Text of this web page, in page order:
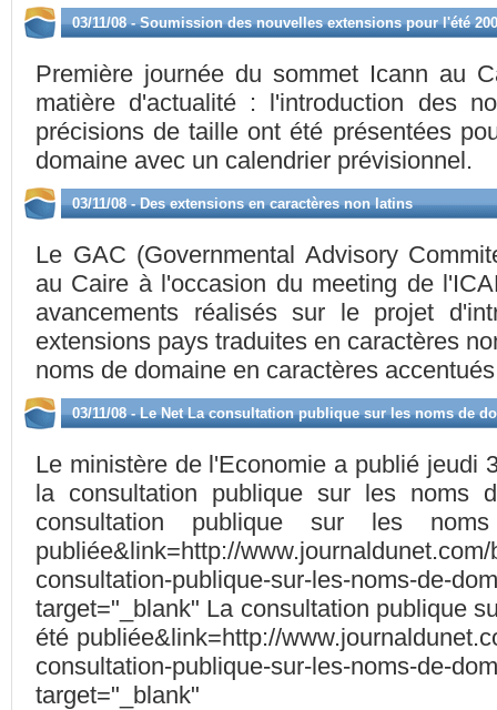
03/11/08 - Soumission des nouvelles extensions pour l'été
Première journée du sommet Icann au
matière d'actualité : l'introduction des
précisions de taille ont été présentées
domaine avec un calendrier prévisionnel.
03/11/08 - Des extensions en caractères non latins
Le GAC (Governmental Advisory
au Caire à l'occasion du meeting de
avancements réalisés sur le projet
extensions pays traduites en caractères
noms de domaine en caractères
03/11/08 - Le Net La consultation publique sur les noms de
Le ministère de l'Economie a publié jeudi
la consultation publique sur les noms
consultation publique sur les
publiée&link=http://
consultation-publique-sur-les-noms-de-
target="_blank" La consultation publique
été publiée&link=http://
consultation-publique-sur-les-noms-de-
target="_blank"